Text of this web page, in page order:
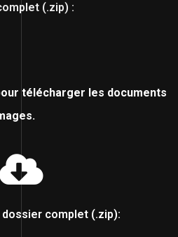
(.zip) :
télécharger les documents
complet (.zip):